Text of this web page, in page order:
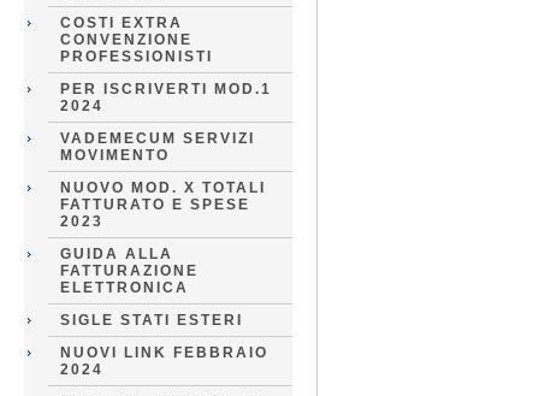
COSTI EXTRA
CONVENZIONE
PROFESSIONISTI
PER ISCRIVERTI MOD.1
2024
VADEMECUM SERVIZI
MOVIMENTO
NUOVO MOD. X TOTALI
FATTURATO E SPESE
2023
GUIDA ALLA
FATTURAZIONE
ELETTRONICA
SIGLE STATI ESTERI
NUOVI LINK FEBBRAIO
2024